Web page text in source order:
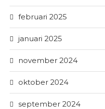
februari 2025
januari 2025
november 2024
oktober 2024
september 2024